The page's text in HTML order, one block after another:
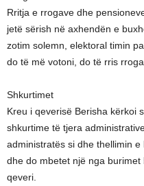
Rritja e rrogave dhe
jetë sërish në axhendën e
zotim solemn, elektoral timin
do të më votoni, do të rris
Shkurtimet
Kreu i qeverisë Berisha kërkoi
shkurtime të tjera
administratës si dhe thellimin
dhe do mbetet një nga
qeveri.